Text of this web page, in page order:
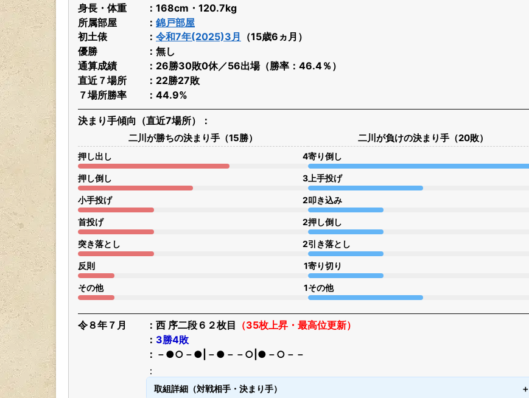
身長・体重
168cm・120.7kg
所属部屋
錦戸部屋
初土俵
令和7年(2025)3月
（15歳6ヵ月）
優勝
無し
通算成績
26勝30敗0休／56出場（勝率：46.4％）
直近７場所
22勝27敗
７場所勝率
44.9%
決まり手傾向（直近7場所）
二川が勝ちの決まり手（15勝）
押し出し 4
押し倒し 3
小手投げ 2
首投げ 2
突き落とし 2
反則 1
その他 1
二川が負けの決まり手（20敗）
寄り倒し
上手投げ
叩き込み
押し倒し
引き落とし
寄り切り
その他
令８年７月 西 序二段６２枚目 （35枚上昇・最高位更新）
3勝4敗
－●○－●|－●－－○|●－○－－
取組詳細（対戦相手・決まり手）